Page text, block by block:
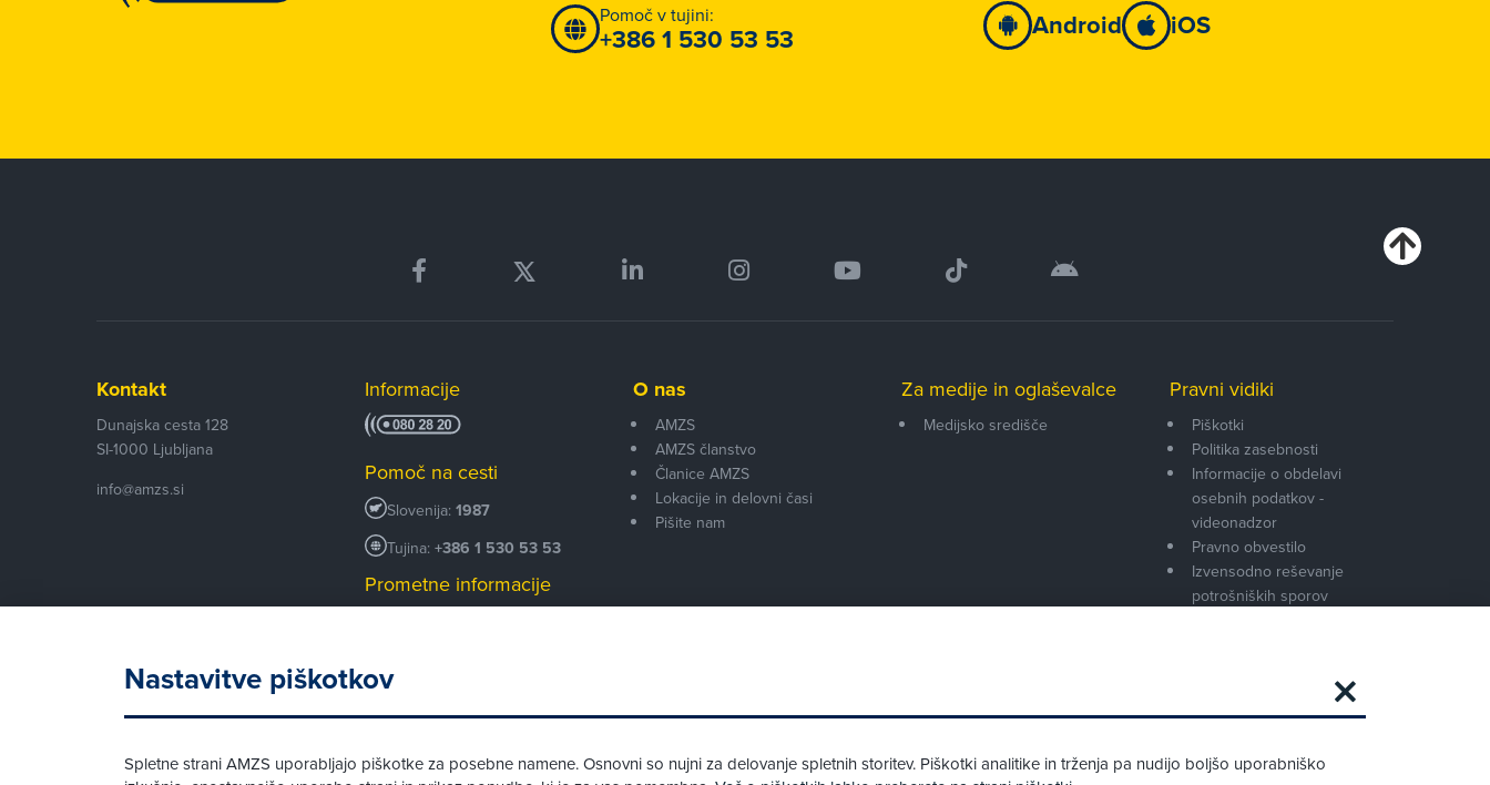
Obstoječi in novi AMZS člani, ki boste v
Pomoč v tujini:
+386 1 530 53 53
Android
iOS
Kontakt
Dunajska cesta 128
SI-1000 Ljubljana
info@amzs.si
Informacije
Pomoč na cesti
Slovenija: 1987
Tujina: +386 1 530 53 53
Prometne informacije
iOS AMZS
O nas
AMZS
AMZS članstvo
Članice AMZS
Lokacije in delovni časi
Pišite nam
Za medije in oglaševalce
Medijsko središče
Pravni vidiki
Piškotki
Politika zasebnosti
Informacije o obdelavi
osebnih podatkov -
videonadzor
Pravno obvestilo
Izvensodno reševanje
potrošniških sporov
Nastavitve piškotkov
Spletne strani AMZS uporabljajo piškotke za posebne namene. Osnovni so nujni za delovanje spletnih storitev. Piškotki analitike in trženja pa nudijo boljšo uporabniško